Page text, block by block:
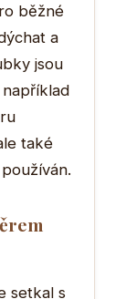
běžné
a
jsou
také
setkal s